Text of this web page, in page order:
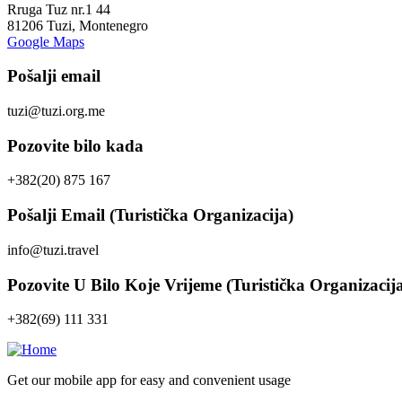
Rruga Tuz nr.1 44
81206 Tuzi, Montenegro
Google Maps
Pošalji email
tuzi@tuzi.org.me
Pozovite bilo kada
+382(20) 875 167
Pošalji Email (Turistička Organizacija)
info@tuzi.travel
Pozovite U Bilo Koje Vrijeme (Turistička
+382(69) 111 331
Get our mobile app for easy and convenient usage